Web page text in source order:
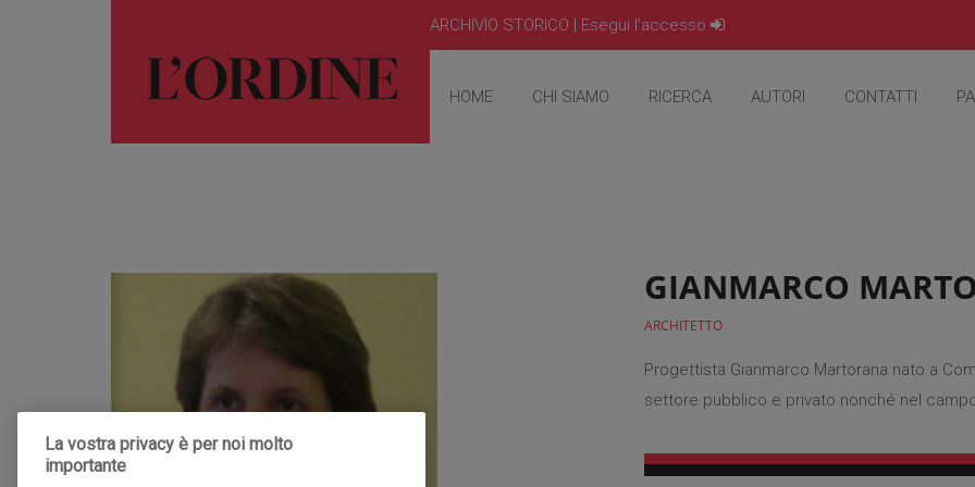
ARCHIVIO STORICO | Esegui l'accesso
HOME CHI SIAMO RICERCA AUTORI CONTATTI
GIANMARCO
ARCHITETTO
Progettista Gianmarco Martorana nato a
settore pubblico e privato nonché nel
La vostra privacy è per noi molto
importante